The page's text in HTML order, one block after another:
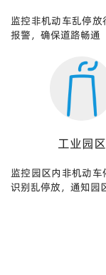
监控非机动车乱停
报警，确保道路畅通
工业园区
监控园区内非机动车
识别乱停放，通知园